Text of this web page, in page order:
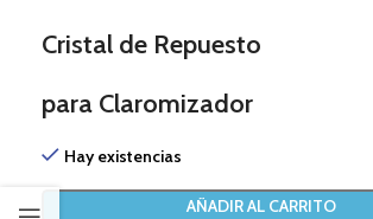
Cristal de Repuesto
para Claromizador
Hay existencias
AÑADIR AL CARRITO